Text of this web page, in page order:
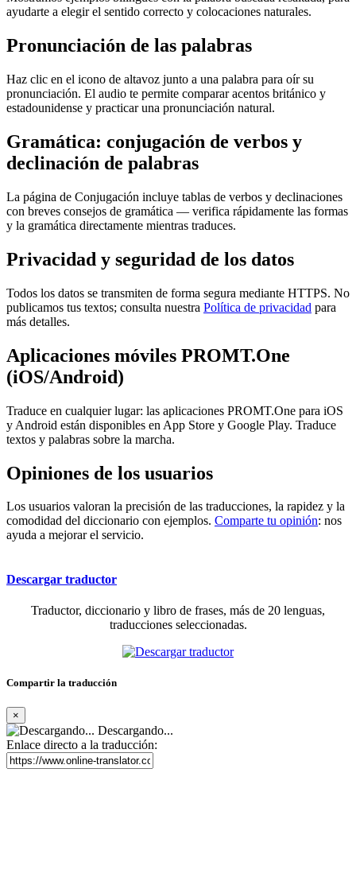
ayudarte a elegir el sentido correcto y colocaciones naturales.
Pronunciación de las palabras
Haz clic en el icono de altavoz junto a una palabra para oír su
pronunciación. El audio te permite comparar acentos británico y
estadounidense y practicar una pronunciación natural.
Gramática: conjugación de verbos y
declinación de palabras
La página de Conjugación incluye tablas de verbos y declinaciones
con breves consejos de gramática — verifica rápidamente las formas
y la gramática directamente mientras traduces.
Privacidad y seguridad de los datos
Todos los datos se transmiten de forma segura mediante HTTPS. No
publicamos tus textos; consulta nuestra Política de privacidad para
más detalles.
Aplicaciones móviles PROMT.One
(iOS/Android)
Traduce en cualquier lugar: las aplicaciones PROMT.One para iOS
y Android están disponibles en App Store y Google Play. Traduce
textos y palabras sobre la marcha.
Opiniones de los usuarios
Los usuarios valoran la precisión de las traducciones, la rapidez y la
comodidad del diccionario con ejemplos. Comparte tu opinión: nos
ayuda a mejorar el servicio.
Descargar traductor
Traductor, diccionario y libro de frases, más de 20 lenguas,
traducciones seleccionadas.
Compartir la traducción
×
Descargando...
Enlace directo a la traducción: